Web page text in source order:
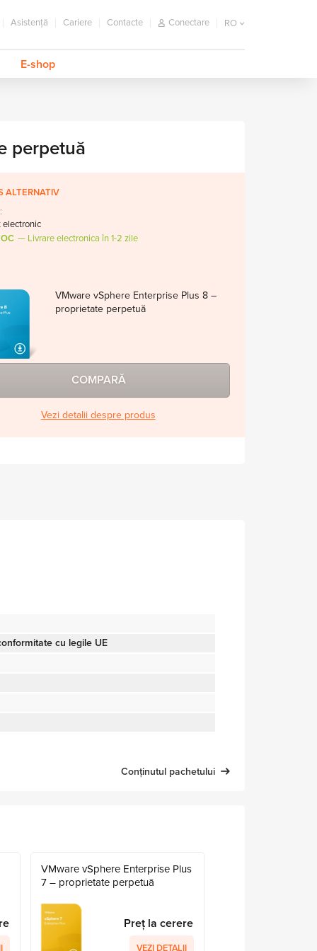
Asistență Cariere Contacte Conectare RO
E-shop
perpetuă
ALTERNATIV
electronic
Livrare electronica în 1-2 zile
VMware vSphere Enterprise Plus 8 –
proprietate perpetuă
COMPARĂ
Vezi detalii despre produs
cu legile UE
Conținutul pachetului
VMware vSphere Enterprise Plus
7 – proprietate perpetuă
Preț la cerere
VEZI DETALII